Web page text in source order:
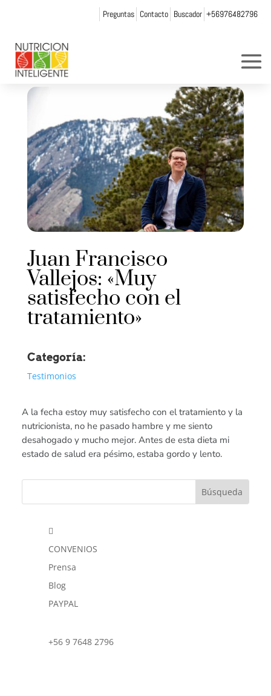
Preguntas Contacto Buscador +56976482796
Juan Francisco
Vallejos: «Muy
satisfecho con el
tratamiento»
Categoría:
Testimonios
A la fecha estoy muy satisfecho con el tratamiento y la
nutricionista, no he pasado hambre y me siento
desahogado y mucho mejor. Antes de esta dieta mi
estado de salud era pésimo, estaba gordo y lento.

CONVENIOS
Prensa
Blog
PAYPAL
+56 9 7648 2796